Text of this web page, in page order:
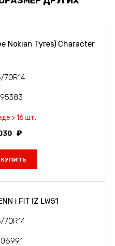
Nokian Tyres) Character
70R14
> 16 шт.
КУПИТЬ
i FIT IZ LW51
70R14